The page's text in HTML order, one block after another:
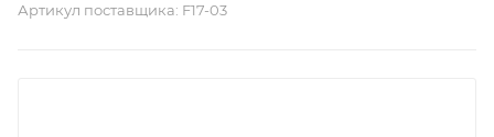
Артикул поставщика: F17-03